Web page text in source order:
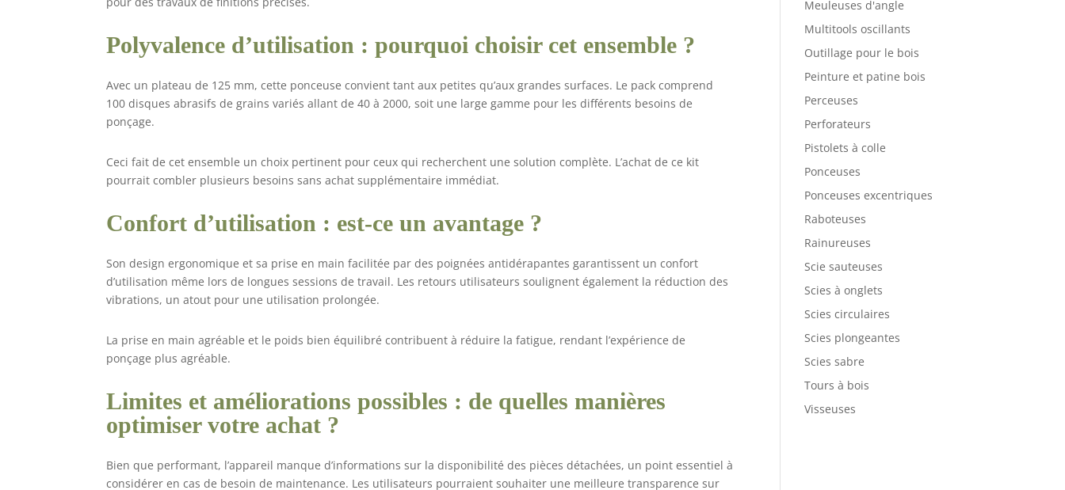
Polyvalence d’utilisation : pourquoi choisir cet ensemble ?
Avec un plateau de 125 mm, cette ponceuse convient tant aux petites qu’aux grandes surfaces. Le pack comprend
100 disques abrasifs de grains variés allant de 40 à 2000, soit une large gamme pour les différents besoins de
ponçage.
Ceci fait de cet ensemble un choix pertinent pour ceux qui recherchent une solution complète. L’achat de ce kit
pourrait combler plusieurs besoins sans achat supplémentaire immédiat.
Confort d’utilisation : est-ce un avantage ?
Son design ergonomique et sa prise en main facilitée par des poignées antidérapantes garantissent un confort
d’utilisation même lors de longues sessions de travail. Les retours utilisateurs soulignent également la réduction des
vibrations, un atout pour une utilisation prolongée.
La prise en main agréable et le poids bien équilibré contribuent à réduire la fatigue, rendant l’expérience de
ponçage plus agréable.
Limites et améliorations possibles : de quelles manières
optimiser votre achat ?
Bien que performant, l’appareil manque d’informations sur la disponibilité des pièces détachées, un point essentiel à
considérer en cas de besoin de maintenance. Les utilisateurs pourraient souhaiter une meilleure transparence sur
Meuleuses d'angle
Multitools oscillants
Outillage pour le bois
Peinture et patine bois
Perceuses
Perforateurs
Pistolets à colle
Ponceuses
Ponceuses excentriques
Raboteuses
Rainureuses
Scie sauteuses
Scies à onglets
Scies circulaires
Scies plongeantes
Scies sabre
Tours à bois
Visseuses